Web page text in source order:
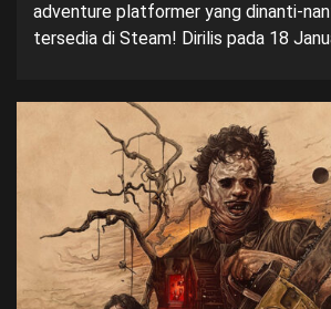
adventure platformer yang dinanti-
tersedia di Steam! Dirilis pada 18